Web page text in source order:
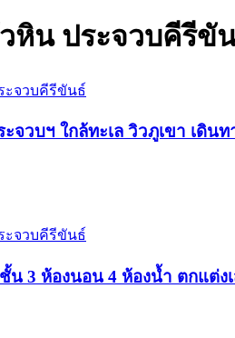
หิน ประจวบคีรีขั
ะจวบคีรีขันธ์
วบฯ ใกล้ทะเล วิวภูเขา เดินท
ะจวบคีรีขันธ์
3 ห้องนอน 4 ห้องน้ำ ตกแต่งเ